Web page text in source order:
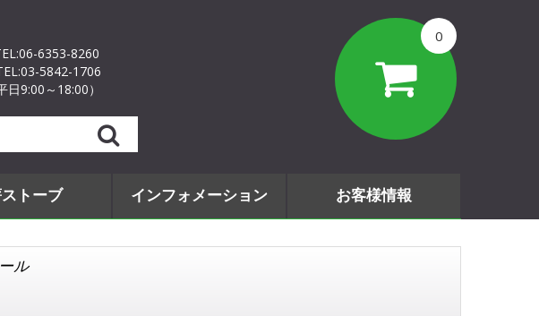
6353-8260
5842-1706
日9:00～18:00）
0
トーブ インフォメーション お客様情報
ル